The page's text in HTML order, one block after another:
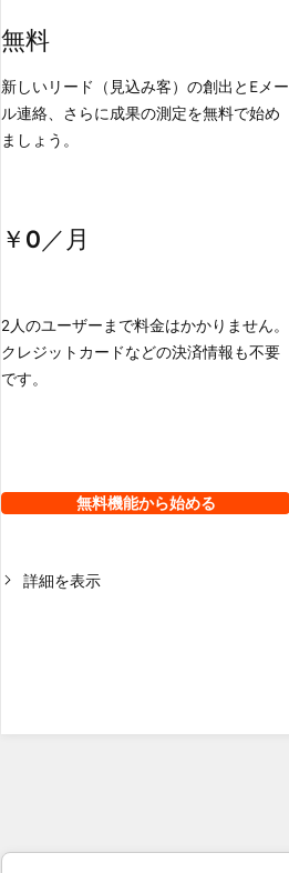
無料
新しいリード（見込み客）の創出とEメー
ル連絡、さらに成果の測定を無料で始め
ましょう。
￥0／月
2人のユーザーまで料金はかかりません。
クレジットカードなどの決済情報も不要
です。
無料機能から始める
詳細を表示